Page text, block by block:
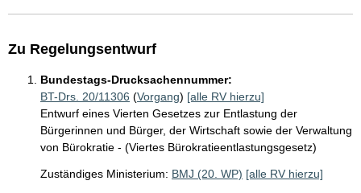
Zu Regelungsentwurf
Bundestags-Drucksachennummer:
BT-Drs. 20/11306 (Vorgang) [alle RV hierzu]
Entwurf eines Vierten Gesetzes zur Entlastung der
Bürgerinnen und Bürger, der Wirtschaft sowie der Verwaltung
von Bürokratie - (Viertes Bürokratieentlastungsgesetz)
Zuständiges Ministerium: BMJ (20. WP) [alle RV hierzu]